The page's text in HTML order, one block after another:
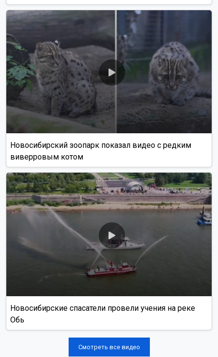
Новосибирский зоопарк показал видео с редким
виверровым котом
Новосибирские спасатели провели учения на реке
Обь
Смотреть все видео